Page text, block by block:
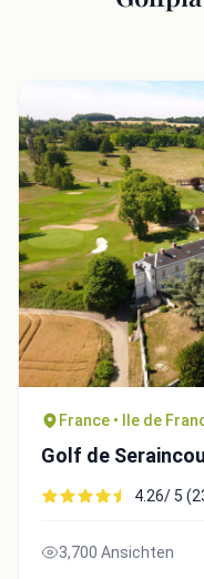
France • Ile de
Golf de
4.26/ 5
3,700 Ansichten